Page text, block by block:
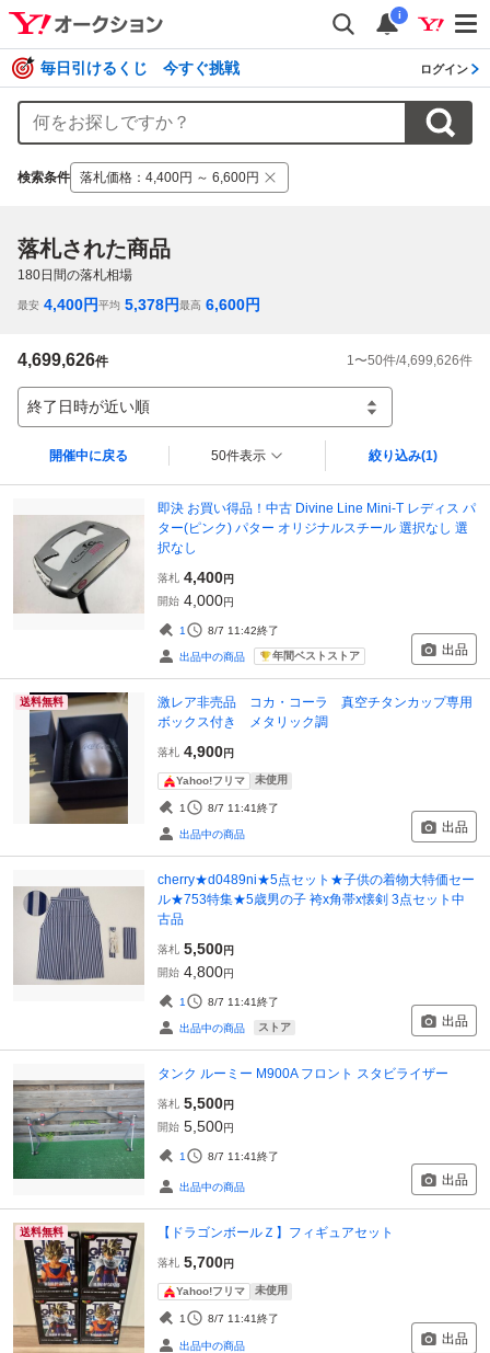
i
毎日引けるくじ 今すぐ挑戦 ログイン
検索条件 落札価格 ： 4,400円 ～ 6,600円
落札された商品
180日間の落札相場
最安 4,400円平均 5,378円最高 6,600円
4,699,626件 1〜50件/4,699,626件
終了日時が近い順
開催中に戻る 50件表示 絞り込み(1)
即決 お買い得品！中古 Divine Line Mini-T レディス パ
ター(ピンク) パター オリジナルスチール 選択なし 選
択なし
落札 4,400円
開始 4,000円
1 8/7 11:42終了
出品中の商品 年間ベストストア 出品
送料無料
激レア非売品 コカ・コーラ 真空チタンカップ専用
ボックス付き メタリック調
落札 4,900円
Yahoo!フリマ 未使用
1 8/7 11:41終了
出品中の商品 出品
cherry★d0489ni★5点セット★子供の着物大特価セー
ル★753特集★5歳男の子 袴x角帯x懐剣 3点セット中
古品
落札 5,500円
開始 4,800円
1 8/7 11:41終了
出品中の商品 ストア 出品
タンク ルーミー M900A フロント スタビライザー
落札 5,500円
開始 5,500円
1 8/7 11:41終了
出品中の商品 出品
送料無料 【ドラゴンボールＺ】フィギュアセット
落札 5,700円
Yahoo!フリマ 未使用
1 8/7 11:41終了
出品中の商品 出品